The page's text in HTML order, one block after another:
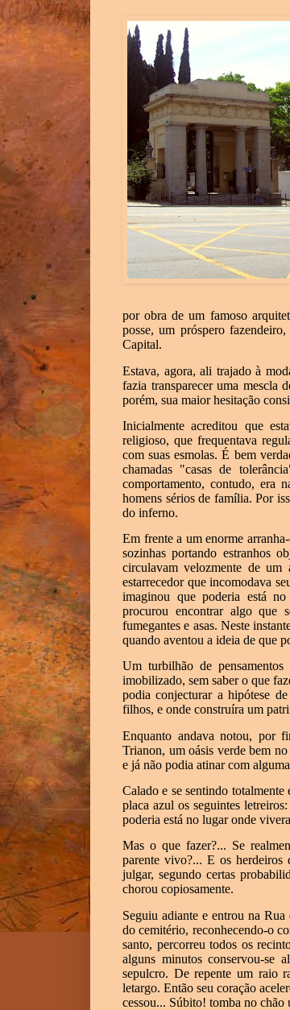
por obra de um famoso
posse, um próspero
Capital.
Estava, agora, ali trajado à
fazia transparecer uma mescla
porém, sua maior hesitação
Inicialmente acreditou que
religioso, que frequentava
com suas esmolas. É bem
chamadas "casas de
comportamento, contudo, era
homens sérios de família. Por
do inferno.
Em frente a um enorme
sozinhas portando estranhos
circulavam velozmente de um
estarrecedor que incomodava
imaginou que poderia está
procurou encontrar algo que
fumegantes e asas. Neste
quando aventou a ideia de que
Um turbilhão de
imobilizado, sem saber o que
podia conjecturar a hipótese
filhos, e onde construíra um
Enquanto andava notou, por
Trianon, um oásis verde bem
e já não podia atinar com
Calado e se sentindo
placa azul os seguintes
poderia está no lugar onde
Mas o que fazer?... Se
parente vivo?... E os herdeiros
julgar, segundo certas
chorou copiosamente.
Seguiu adiante e entrou na
do cemitério, reconhecendo-o
santo, percorreu todos os
alguns minutos conservou-se
sepulcro. De repente um raio
letargo. Então seu coração
cessou... Súbito! tomba no chão